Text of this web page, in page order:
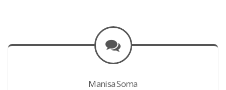
Manisa Soma